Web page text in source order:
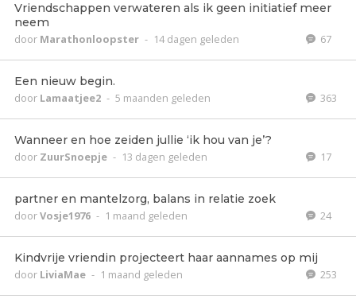
Vriendschappen verwateren als ik geen initiatief meer
neem
door Marathonloopster - 14 dagen geleden 67
Een nieuw begin.
door Lamaatjee2 - 5 maanden geleden 363
Wanneer en hoe zeiden jullie ‘ik hou van je’?
door ZuurSnoepje - 13 dagen geleden 17
partner en mantelzorg, balans in relatie zoek
doorVosje1976 - 1 maand geleden 24
Kindvrije vriendin projecteert haar aannames op mij
door LiviaMae - 1 maand geleden 253